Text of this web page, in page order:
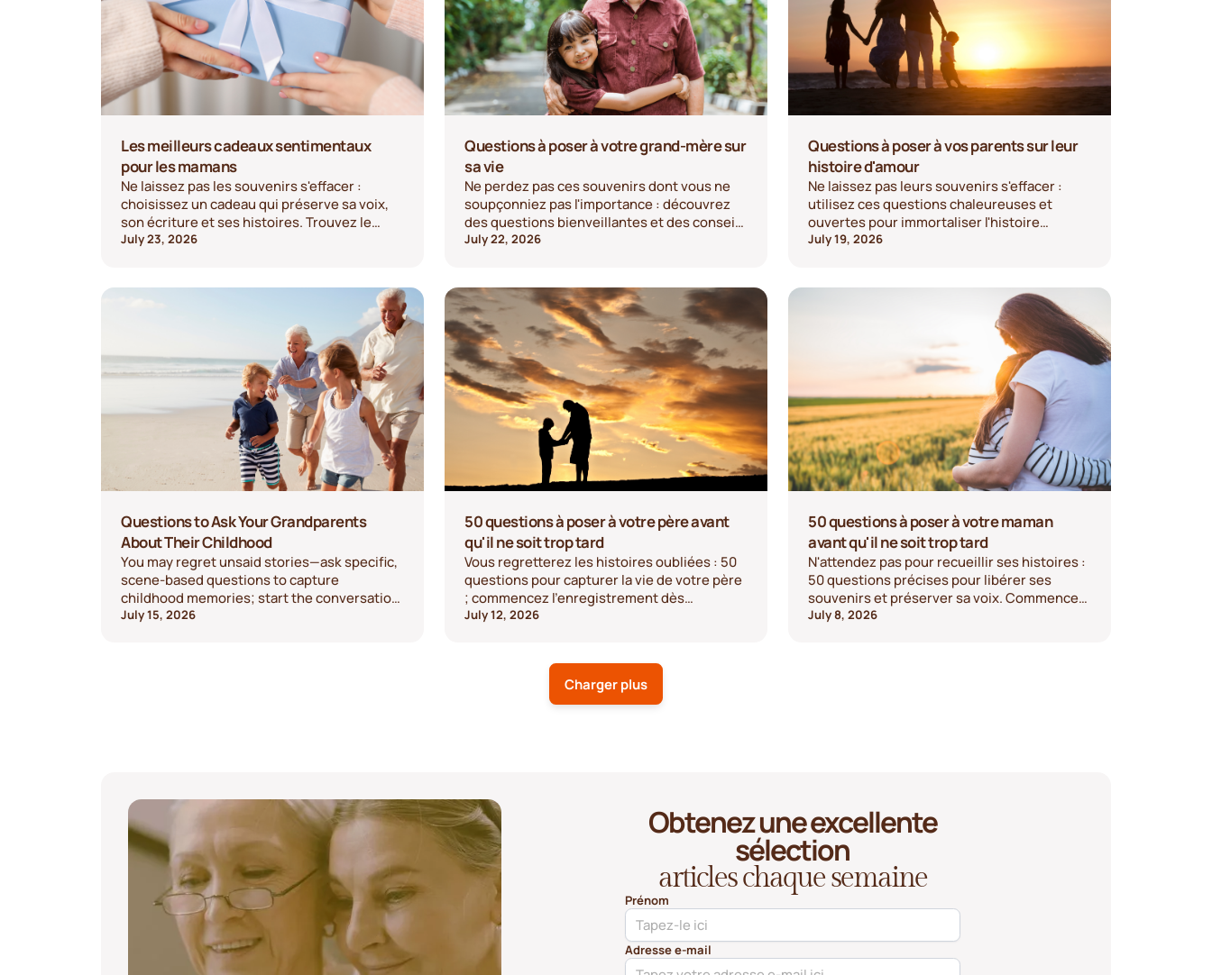
Les meilleurs cadeaux sentimentaux
pour les mamans
Ne laissez pas les souvenirs s'effacer :
choisissez un cadeau qui préserve sa voix,
son écriture et ses histoires. Trouvez le
cadeau idéal dès aujourd'hui.
July 23, 2026
Questions à poser à votre grand-mère sur
sa vie
Ne perdez pas ces souvenirs dont vous ne
soupçonniez pas l'importance : découvrez
des questions bienveillantes et des conseils
d'enregistrement pour capturer le récit de
July 22, 2026
Questions à poser à vos parents sur leur
histoire d'amour
Ne laissez pas leurs souvenirs s'effacer :
utilisez ces questions chaleureuses et
ouvertes pour immortaliser l'histoire
d'amour de vos parents dès aujourd'hui.
July 19, 2026
Questions to Ask Your Grandparents
About Their Childhood
You may regret unsaid stories—ask specific,
scene-based questions to capture
childhood memories; start the conversation
today.
July 15, 2026
50 questions à poser à votre père avant
qu'il ne soit trop tard
Vous regretterez les histoires oubliées : 50
questions pour capturer la vie de votre père
; commencez l'enregistrement dès
aujourd'hui.
July 12, 2026
50 questions à poser à votre maman
avant qu'il ne soit trop tard
N'attendez pas pour recueillir ses histoires :
50 questions précises pour libérer ses
souvenirs et préserver sa voix. Commencez
la conversation dès aujourd'hui.
July 8, 2026
Charger plus
Obtenez une excellente
sélection
articles chaque semaine
Prénom
Adresse e-mail